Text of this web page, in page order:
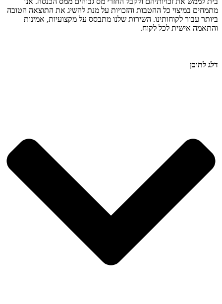
מתמחים במיצוי כל ההטבות והזכויות על מנת להשיג את התוצאה הטובה
ביותר עבור לקוחותינו. השירות שלנו מתבסס על מקצועיות, אמינות
והתאמה אישית לכל לקוח.
דלג לתוכן